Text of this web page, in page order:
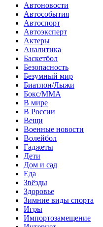
Автоновости
Автособытия
Автоспорт
Автоэксперт
Актеры
Аналитика
Баскетбол
Безопасность
Безумный мир
Биатлон/Лыжи
Бокс/MMA
В мире
В России
Вещи
Военные новости
Волейбол
Гаджеты
Дети
Дом и сад
Еда
Звёзды
Здоровье
Зимние виды спорта
Игры
Импортозамещение